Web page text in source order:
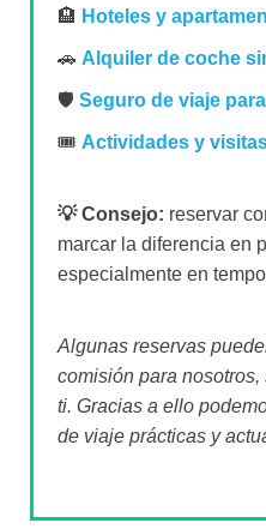
🏨 Hoteles y
🚗 Alquiler de coche
🛡️ Seguro de viaje
🎟️ Actividades y
💡 Consejo: reservar
marcar la diferencia en
especialmente en
Algunas reservas
comisión para
ti. Gracias a ello
de viaje prácticas y